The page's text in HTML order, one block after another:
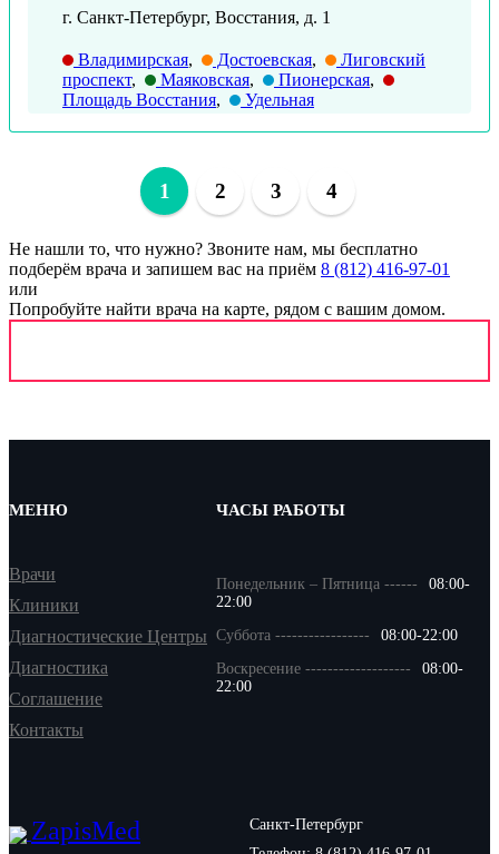
г. Санкт-Петербург, Восстания, д. 1
Владимирская, Достоевская,
Лиговский
проспект, Маяковская, Пионерская,
Площадь Восстания, Удельная
1 2 3 4
Не нашли то, что нужно? Звоните нам, мы бесплатно
подберём врача и запишем вас на приём 8 (812) 416-97-01
или
Попробуйте найти врача на карте, рядом с вашим домом.
МЕНЮ
Врачи
Клиники
Диагностические Центры
Диагностика
Соглашение
Контакты
ЧАСЫ РАБОТЫ
Понедельник – Пятница ------
08:00-
22:00
Суббота -----------------
08:00-22:00
Воскресение -------------------
08:00-
22:00
ZapisMed
Санкт-Петербург